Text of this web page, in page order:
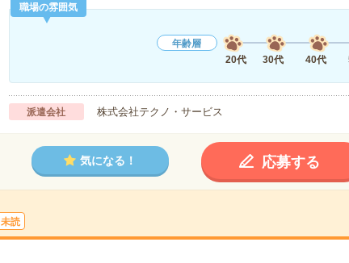
職場の雰囲気
年齢層
20代
30代 40代
派遣会社 株式会社テクノ・サービス
気になる！ 応募する
未読